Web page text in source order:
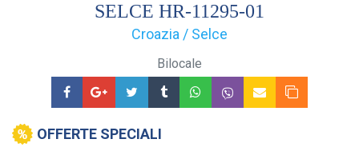
SELCE HR-11295-01
Croazia / Selce
Bilocale
OFFERTE SPECIALI